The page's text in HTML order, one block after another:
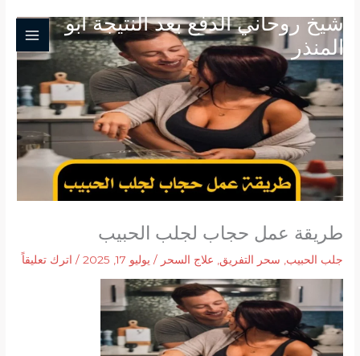
المحتوى
شيخ روحاني الدفع بعد النتيجة ابو
المنذر
طريقة عمل حجاب لجلب الحبيب
جلب الحبيب, سحر التفريق, علاج السحر / يوليو 17, 2025 / اترك تعليقاً